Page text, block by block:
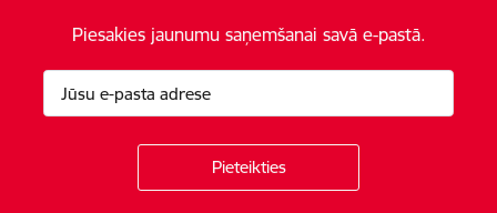
Piesakies jaunumu saņemšanai savā e-pastā.